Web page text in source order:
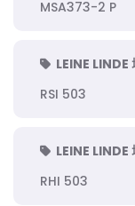
MSA373-2 P
LEINE
RSI 503
LEINE
RHI 503